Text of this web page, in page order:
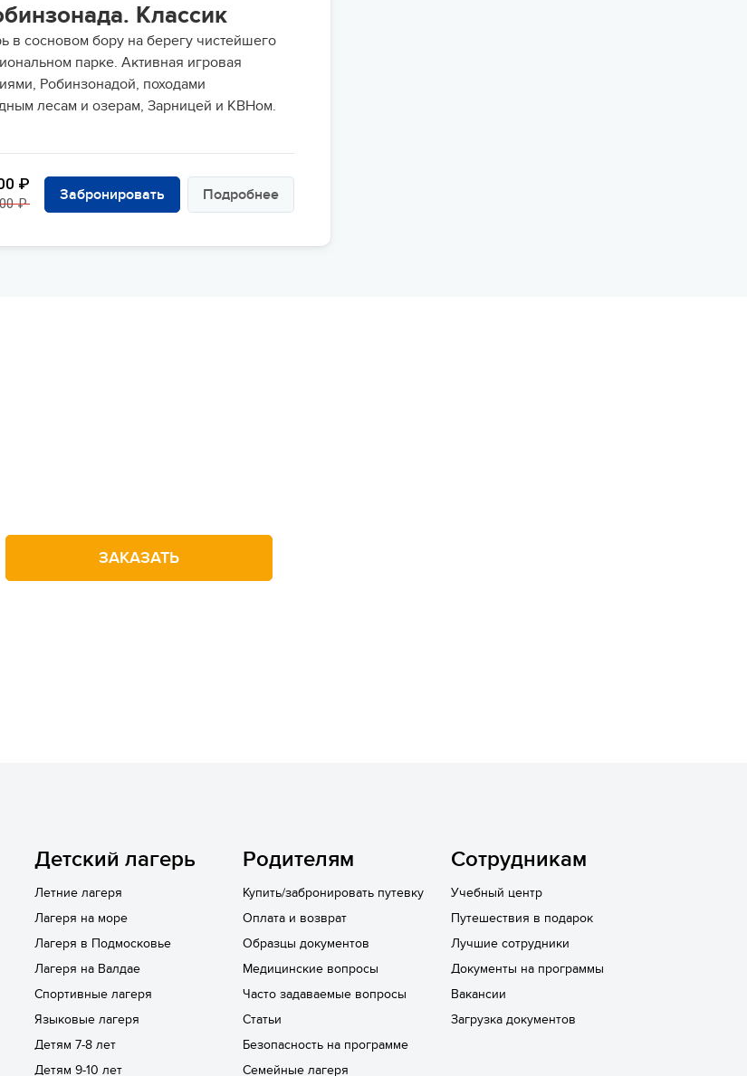
Классик
в сосновом бору на берегу чистейшего
парке. Активная игровая
Робинзонадой, походами
лесам и озерам, Зарницей и КВНом.
₽
₽ Забронировать Подробнее
ЗАКАЗАТЬ
Детский лагерь
Летние лагеря
Лагеря на море
Лагеря в Подмосковье
Лагеря на Валдае
Спортивные лагеря
Языковые лагеря
Детям 7-8 лет
Детям 9-10 лет
Родителям
Купить/забронировать путевку
Оплата и возврат
Образцы документов
Медицинские вопросы
Часто задаваемые вопросы
Статьи
Безопасность на программе
Семейные лагеря
Сотрудникам
Учебный центр
Путешествия в подарок
Лучшие сотрудники
Документы на программы
Вакансии
Загрузка документов